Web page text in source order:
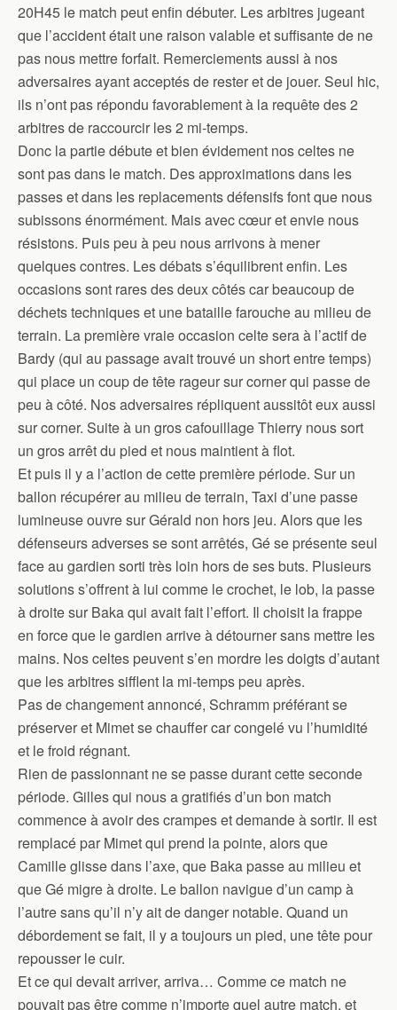
20H45 le match peut enfin débuter. Les arbitres jugeant
que l’accident était une raison valable et suffisante de ne
pas nous mettre forfait. Remerciements aussi à nos
adversaires ayant acceptés de rester et de jouer. Seul hic,
ils n’ont pas répondu favorablement à la requête des 2
arbitres de raccourcir les 2 mi-temps.
Donc la partie débute et bien évidement nos celtes ne
sont pas dans le match. Des approximations dans les
passes et dans les replacements défensifs font que nous
subissons énormément. Mais avec cœur et envie nous
résistons. Puis peu à peu nous arrivons à mener
quelques contres. Les débats s’équilibrent enfin. Les
occasions sont rares des deux côtés car beaucoup de
déchets techniques et une bataille farouche au milieu de
terrain. La première vraie occasion celte sera à l’actif de
Bardy (qui au passage avait trouvé un short entre temps)
qui place un coup de tête rageur sur corner qui passe de
peu à côté. Nos adversaires répliquent aussitôt eux aussi
sur corner. Suite à un gros cafouillage Thierry nous sort
un gros arrêt du pied et nous maintient à flot.
Et puis il y a l’action de cette première période. Sur un
ballon récupérer au milieu de terrain, Taxi d’une passe
lumineuse ouvre sur Gérald non hors jeu. Alors que les
défenseurs adverses se sont arrêtés, Gé se présente seul
face au gardien sorti très loin hors de ses buts. Plusieurs
solutions s’offrent à lui comme le crochet, le lob, la passe
à droite sur Baka qui avait fait l’effort. Il choisit la frappe
en force que le gardien arrive à détourner sans mettre les
mains. Nos celtes peuvent s’en mordre les doigts d’autant
que les arbitres sifflent la mi-temps peu après.
Pas de changement annoncé, Schramm préférant se
préserver et Mimet se chauffer car congelé vu l’humidité
et le froid régnant.
Rien de passionnant ne se passe durant cette seconde
période. Gilles qui nous a gratifiés d’un bon match
commence à avoir des crampes et demande à sortir. Il est
remplacé par Mimet qui prend la pointe, alors que
Camille glisse dans l’axe, que Baka passe au milieu et
que Gé migre à droite. Le ballon navigue d’un camp à
l’autre sans qu’il n’y ait de danger notable. Quand un
débordement se fait, il y a toujours un pied, une tête pour
repousser le cuir.
Et ce qui devait arriver, arriva… Comme ce match ne
pouvait pas être comme n’importe quel autre match, et